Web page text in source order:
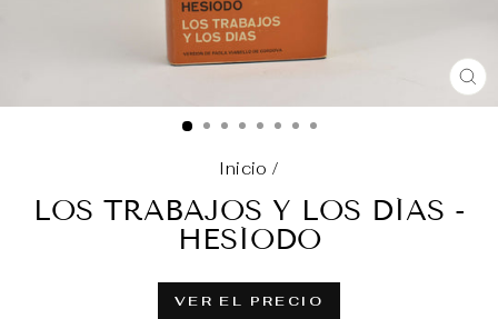
Inicio /
LOS TRABAJOS Y LOS DÍAS -
HESÍODO
VER EL PRECIO